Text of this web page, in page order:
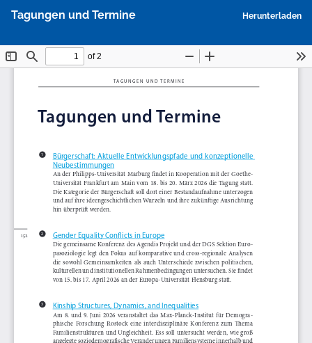
Artikeldetails
Tagungen und Termine Herunterladen